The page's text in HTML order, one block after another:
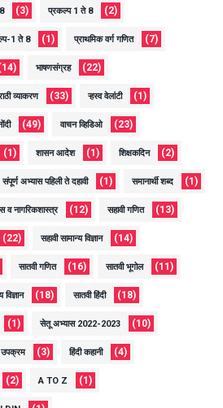
(3) प्रकल्प 1 ते 8 (2)
1 ते 8 (1) प्राथमिक वर्ग गणित (7)
भाषणसंग्रह (22)
व्याकरण (33) ऱ्हस्व वेलांटी (1)
(49) वाचन व्हिडिओ (23)
(1) शासन आदेश (1) शिक्षकदिन (2)
संपूर्ण अभ्यास पहिली ते दहावी (1) समानार्थी शब्द (1)
व नागरिकशास्त्र (12) सहावी गणित (13)
(22) सहावी सामान्य विज्ञान (14)
सातवी गणित (16) सातवी भूगोल (11)
विज्ञान (18) सातवी हिंदी (18)
(1) सेतू अभ्यास 2022-2023 (10)
उपक्रम (3) हिंदी कहानी (4)
(2) A TO Z (1)